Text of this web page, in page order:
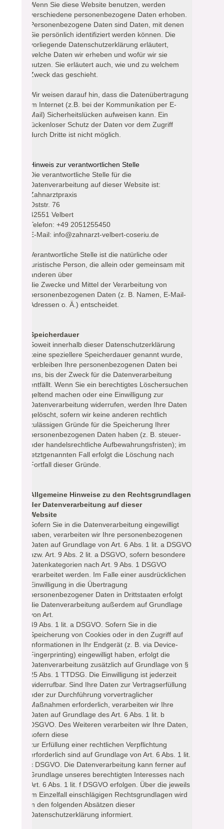
Wenn Sie diese Website benutzen, werden
verschiedene personenbezogene Daten erhoben.
Personenbezogene Daten sind Daten, mit denen
Sie persönlich identifiziert werden können. Die
vorliegende Datenschutzerklärung erläutert,
welche Daten wir erheben und wofür wir sie
nutzen. Sie erläutert auch, wie und zu welchem
Zweck das geschieht.
Wir weisen darauf hin, dass die Datenübertragung
im Internet (z.B. bei der Kommunikation per E-
Mail) Sicherheitslücken aufweisen kann. Ein
lückenloser Schutz der Daten vor dem Zugriff
durch Dritte ist nicht möglich.
Hinweis zur verantwortlichen Stelle
Die verantwortliche Stelle für die
Datenverarbeitung auf dieser Website ist:
Zahnarztpraxis
Oststr. 76
42551 Velbert
Telefon: +49 2051255450
E-Mail: info@zahnarzt-velbert-coseriu.de
Verantwortliche Stelle ist die natürliche oder
juristische Person, die allein oder gemeinsam mit
anderen über
die Zwecke und Mittel der Verarbeitung von
personenbezogenen Daten (z. B. Namen, E-Mail-
Adressen o. Ä.) entscheidet.
Speicherdauer
Soweit innerhalb dieser Datenschutzerklärung
keine speziellere Speicherdauer genannt wurde,
verbleiben Ihre personenbezogenen Daten bei
uns, bis der Zweck für die Datenverarbeitung
entfällt. Wenn Sie ein berechtigtes Löschersuchen
geltend machen oder eine Einwilligung zur
Datenverarbeitung widerrufen, werden Ihre Daten
gelöscht, sofern wir keine anderen rechtlich
zulässigen Gründe für die Speicherung Ihrer
personenbezogenen Daten haben (z. B. steuer-
oder handelsrechtliche Aufbewahrungsfristen); im
letztgenannten Fall erfolgt die Löschung nach
Fortfall dieser Gründe.
Allgemeine Hinweise zu den Rechtsgrundlagen
der Datenverarbeitung auf dieser
Website
Sofern Sie in die Datenverarbeitung eingewilligt
haben, verarbeiten wir Ihre personenbezogenen
Daten auf Grundlage von Art. 6 Abs. 1 lit. a DSGVO
bzw. Art. 9 Abs. 2 lit. a DSGVO, sofern besondere
Datenkategorien nach Art. 9 Abs. 1 DSGVO
verarbeitet werden. Im Falle einer ausdrücklichen
Einwilligung in die Übertragung
personenbezogener Daten in Drittstaaten erfolgt
die Datenverarbeitung außerdem auf Grundlage
von Art.
49 Abs. 1 lit. a DSGVO. Sofern Sie in die
Speicherung von Cookies oder in den Zugriff auf
Informationen in Ihr Endgerät (z. B. via Device-
Fingerprinting) eingewilligt haben, erfolgt die
Datenverarbeitung zusätzlich auf Grundlage von §
25 Abs. 1 TTDSG. Die Einwilligung ist jederzeit
widerrufbar. Sind Ihre Daten zur Vertragserfüllung
oder zur Durchführung vorvertraglicher
Maßnahmen erforderlich, verarbeiten wir Ihre
Daten auf Grundlage des Art. 6 Abs. 1 lit. b
DSGVO. Des Weiteren verarbeiten wir Ihre Daten,
sofern diese
zur Erfüllung einer rechtlichen Verpflichtung
erforderlich sind auf Grundlage von Art. 6 Abs. 1 lit.
c DSGVO. Die Datenverarbeitung kann ferner auf
Grundlage unseres berechtigten Interesses nach
Art. 6 Abs. 1 lit. f DSGVO erfolgen. Über die jeweils
im Einzelfall einschlägigen Rechtsgrundlagen wird
in den folgenden Absätzen dieser
Datenschutzerklärung informiert.